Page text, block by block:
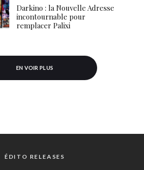
Darkino : la Nouvelle Adresse
incontournable pour
remplacer Palixi
EN VOIR PLUS
ÉDITO RELEASES